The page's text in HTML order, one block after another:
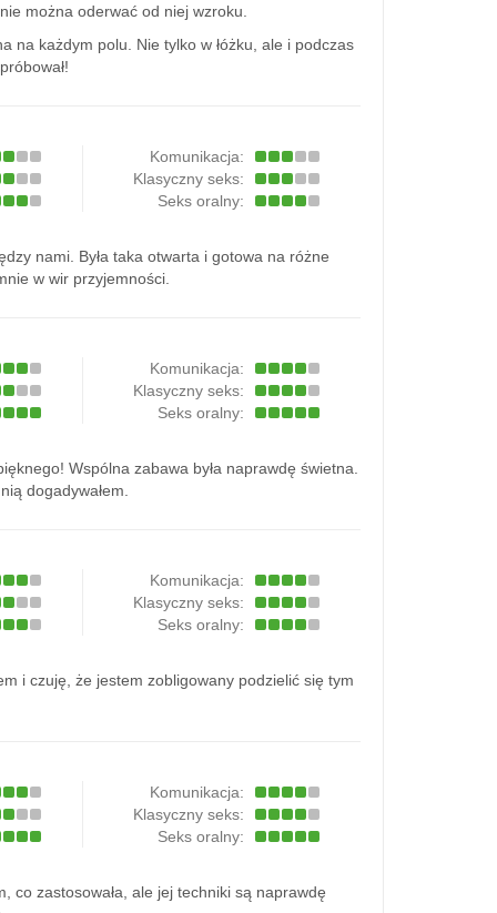
można oderwać od niej wzroku.
na każdym polu. Nie tylko w łóżku, ale i podczas
Komunikacja:
Klasyczny seks:
Seks oralny:
nami. Była taka otwarta i gotowa na różne
w wir przyjemności.
Komunikacja:
Klasyczny seks:
Seks oralny:
Wspólna zabawa była naprawdę świetna.
dogadywałem.
Komunikacja:
Klasyczny seks:
Seks oralny:
i czuję, że jestem zobligowany podzielić się tym
Komunikacja:
Klasyczny seks:
Seks oralny:
co zastosowała, ale jej techniki są naprawdę